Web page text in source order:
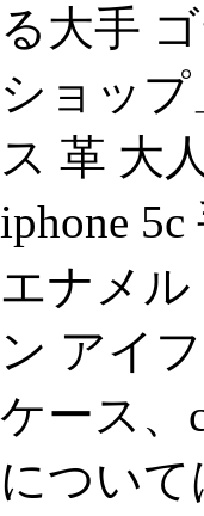
る大手
ショップ
ス 革 大
iphone
エナメル
ン アイ
ケース、
について